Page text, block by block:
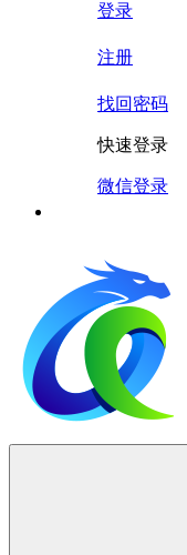
登录
注册
找回密码
快速登录
微信登录